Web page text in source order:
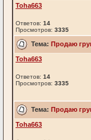
Toha663
Ответов: 14
Просмотров: 3335
Тема: Продаю
Toha663
Ответов: 14
Просмотров: 3335
Тема: Продаю
Toha663